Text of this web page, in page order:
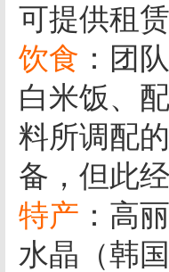
可提供租
饮食 ：团
白米饭、
料所调配
备，但此
特产 ：高
水晶（韩